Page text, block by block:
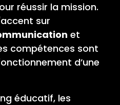
réussir la mission.
sur
et
compétences sont
d’une
éducatif, les